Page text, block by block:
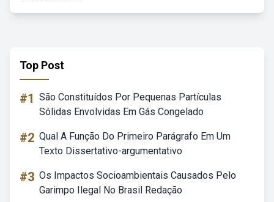
Top Post
#1 São Constituídos Por Pequenas Partículas
Sólidas Envolvidas Em Gás Congelado
#2 Qual A Função Do Primeiro Parágrafo Em Um
Texto Dissertativo-argumentativo
#3 Os Impactos Socioambientais Causados Pelo
Garimpo Ilegal No Brasil Redação